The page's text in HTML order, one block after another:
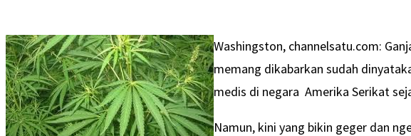
Washingston, channelsatu.com:
memang dikabarkan sudah
medis di negara Amerika Serikat
Namun, kini yang bikin geger dan